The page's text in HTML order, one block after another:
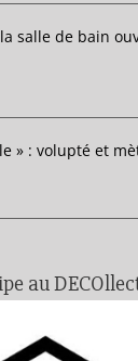
salle de bain
» : volupté et
au